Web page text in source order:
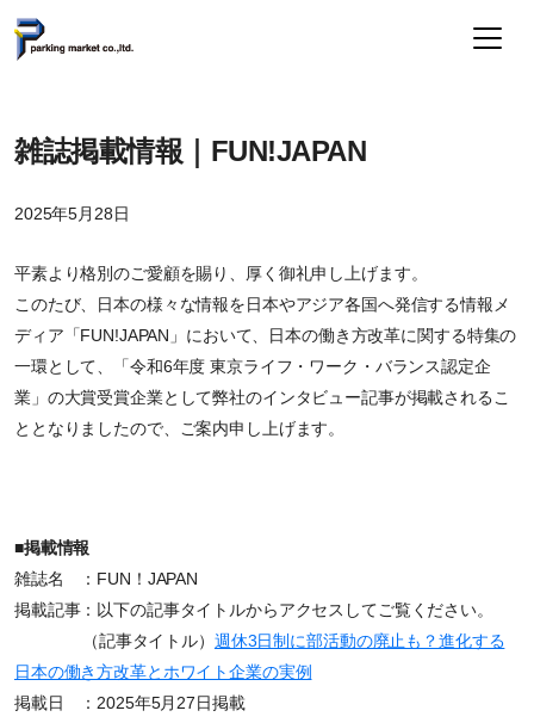
雑誌掲載情報｜FUN!JAPAN
2025年5月28日
平素より格別のご愛顧を賜り、厚く御礼申し上げます。
このたび、日本の様々な情報を日本やアジア各国へ発信する情報メ
ディア「FUN!JAPAN」において、日本の働き方改革に関する特集の
一環として、「令和6年度 東京ライフ・ワーク・バランス認定企
業」の大賞受賞企業として弊社のインタビュー記事が掲載されるこ
ととなりましたので、ご案内申し上げます。
■掲載情報
雑誌名 ：FUN！JAPAN
掲載記事：以下の記事タイトルからアクセスしてご覧ください。
（記事タイトル） 週休3日制に部活動の廃止も？進化する
日本の働き方改革とホワイト企業の実例
掲載日 ：2025年5月27日掲載